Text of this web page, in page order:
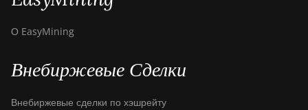
О EasyMining
Внебиржевые Сделки
Внебиржевые сделки по хэшрейту